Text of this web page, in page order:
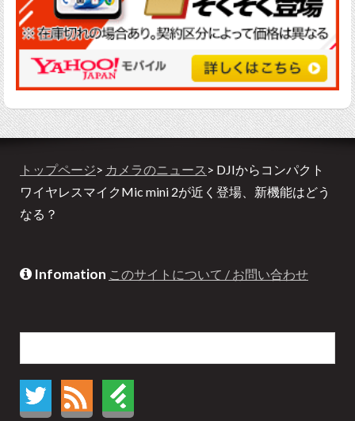
トップページ> カメラのニュース > DJIからコンパクト
ワイヤレスマイクMic mini 2が近く登場、新機能はどう
なる？
Infomation このサイトについて / お問い合わせ